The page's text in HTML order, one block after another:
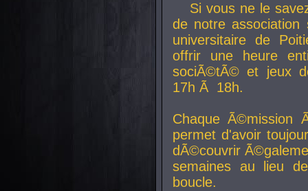
Si vous ne le
de notre
universitaire de
offrir une heure
sociÃ©tÃ© et jeux
17h Ã 18h.
Chaque Ã©mission
permet d'avoir
dÃ©couvrir
semaines au lieu
boucle.